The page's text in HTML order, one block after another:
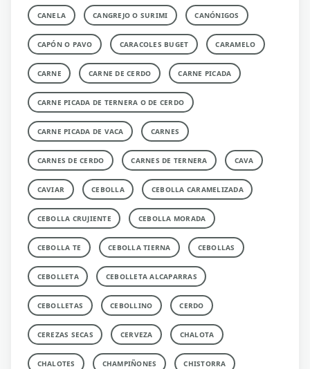
CANELA CANGREJO O SURIMI CANÓNIGOS
CAPÓN O PAVO CARACOLES BUGET CARAMELO
CARNE CARNE DE CERDO CARNE PICADA
CARNE PICADA DE TERNERA O DE CERDO
CARNE PICADA DE VACA CARNES
CARNES DE CERDO CARNES DE TERNERA CAVA
CAVIAR CEBOLLA CEBOLLA CARAMELIZADA
CEBOLLA CRUJIENTE CEBOLLA MORADA
CEBOLLA TE CEBOLLA TIERNA CEBOLLAS
CEBOLLETA CEBOLLETA ALCAPARRAS
CEBOLLETAS CEBOLLINO CERDO
CEREZAS SECAS CERVEZA CHALOTA
CHALOTES CHAMPIÑONES CHISTORRA